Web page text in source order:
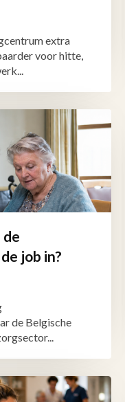
extra
voor hitte,
de
job in?
de Belgische